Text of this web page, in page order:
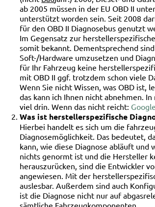
ab 2005 müssen in der EU OBD II
unterstützt worden sein. Seit 2008
für den OBD II Diagnosebus genutzt
Im Gegensatz zur
somit bekannt. Dementsprechend
Soft-/Hardware umzusetzen und
für Ihr Fahrzeug keine
mit OBD II ggf. trotzdem schon viele
Wenn Sie nicht Wissen, was OBD ist,
das kann ich Ihnen nicht abnehmen. In
viel drin. Wenn das nicht reicht: Google
Was ist herstellerspezifische
Hierbei handelt es sich um die
Diagnosemöglichkeit. Das bedeutet,
kann, wie diese Diagnose abläuft und
nichts genormt ist und die Hersteller
herauszurücken, sind die Entwickler
angewiesen. Mit der
auslesbar. Außerdem sind auch
ist die Diagnose nicht nur auf
sämtliche Fahrzeugkomponenten.